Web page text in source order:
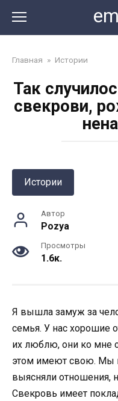
контенту
Главная » Истории
Так
свекрови,
Истории
Автор
Pozya
Просмотры
1.6к.
Я вышла замуж за
семья. У нас хорошие
их люблю, они ко мне
этом имеют свою. Мы
выясняли отношения,
Свекровь имеет